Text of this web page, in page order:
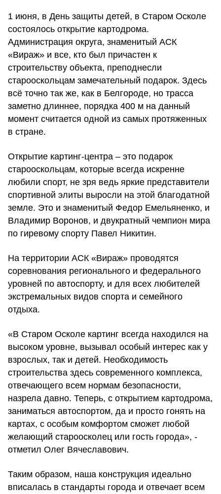
1 июня, в День защиты детей, в Старом Осколе
состоялось открытие картодрома.
Администрация округа, знаменитый АСК
«Вираж» и все, кто был причастен к
строительству объекта, преподнесли
старооскольцам замечательный подарок. Здесь
всё точно так же, как в Белгороде, но трасса
заметно длиннее, порядка 400 м на данный
момент считается одной из самых протяженных
в стране.
Открытие картинг-центра – это подарок
старооскольцам, которые всегда искренне
любили спорт, не зря ведь яркие представители
спортивной элиты выросли на этой благодатной
земле. Это и знаменитый Федор Емельяненко, и
Владимир Воронов, и двукратный чемпион мира
по гиревому спорту Павел Никитин.
На территории АСК «Вираж» проводятся
соревнования регионального и федерального
уровней по автоспорту, и для всех любителей
экстремальных видов спорта и семейного
отдыха.
«В Старом Осколе картинг всегда находился на
высоком уровне, вызывал особый интерес как у
взрослых, так и детей. Необходимость
строительства здесь современного комплекса,
отвечающего всем нормам безопасности,
назрела давно. Теперь, с открытием картодрома,
заниматься автоспортом, да и просто гонять на
картах, с особым комфортом сможет любой
желающий староосколец или гость города», -
отметил Олег Вячеславович.
Таким образом, наша конструкция идеально
вписалась в стандарты города и отвечает всем